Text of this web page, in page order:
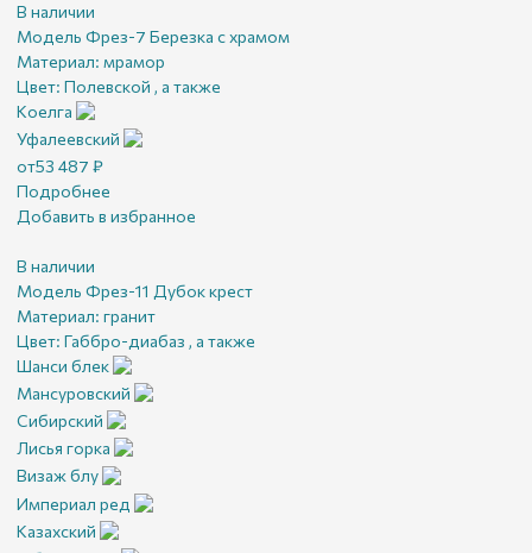
В наличии
Модель Фрез-7 Березка с храмом
Материал: мрамор
Цвет: Полевской , а также
Коелга
Уфалеевский
от53 487 ₽
Подробнее
Добавить в избранное
В наличии
Модель Фрез-11 Дубок крест
Материал: гранит
Цвет: Габбро-диабаз , а также
Шанси блек
Мансуровский
Сибирский
Лисья горка
Визаж блу
Империал ред
Казахский